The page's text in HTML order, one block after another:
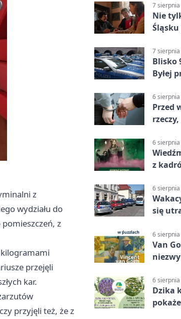
z
wydziału do
z
kilogramami
przejęli
kar.
przyjęli też, że z
7
Nie
7
Blisko
Byłej
6
Przed
6
z
6
się
6
Van
6
Dzika